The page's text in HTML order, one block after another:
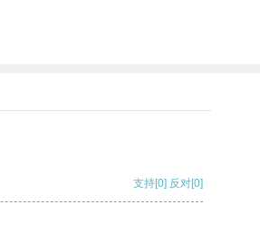
支持[0] 反对[0]